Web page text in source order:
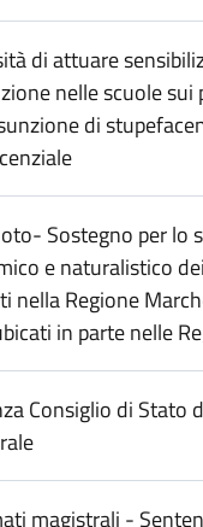
di attuare
nelle scuole
di
Sostegno per lo
e naturalistico
nella Regione
in parte nelle
Consiglio di Stato
magistrali -